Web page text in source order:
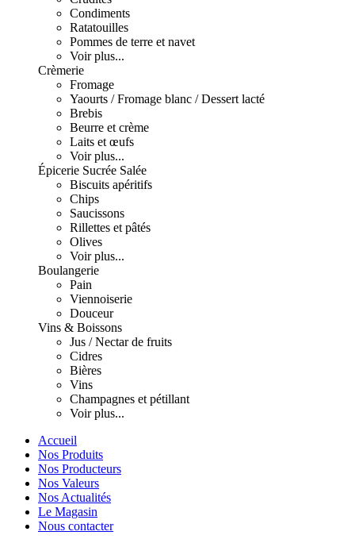
Condiments
Ratatouilles
Pommes de terre et navet
Voir plus...
Crèmerie
Fromage
Yaourts / Fromage blanc / Dessert lacté
Brebis
Beurre et crème
Laits et œufs
Voir plus...
Épicerie Sucrée Salée
Biscuits apéritifs
Chips
Saucissons
Rillettes et pâtés
Olives
Voir plus...
Boulangerie
Pain
Viennoiserie
Douceur
Vins & Boissons
Jus / Nectar de fruits
Cidres
Bières
Vins
Champagnes et pétillant
Voir plus...
Accueil
Nos Produits
Nos Producteurs
Nos Valeurs
Nos Actualités
Le Magasin
Nous contacter